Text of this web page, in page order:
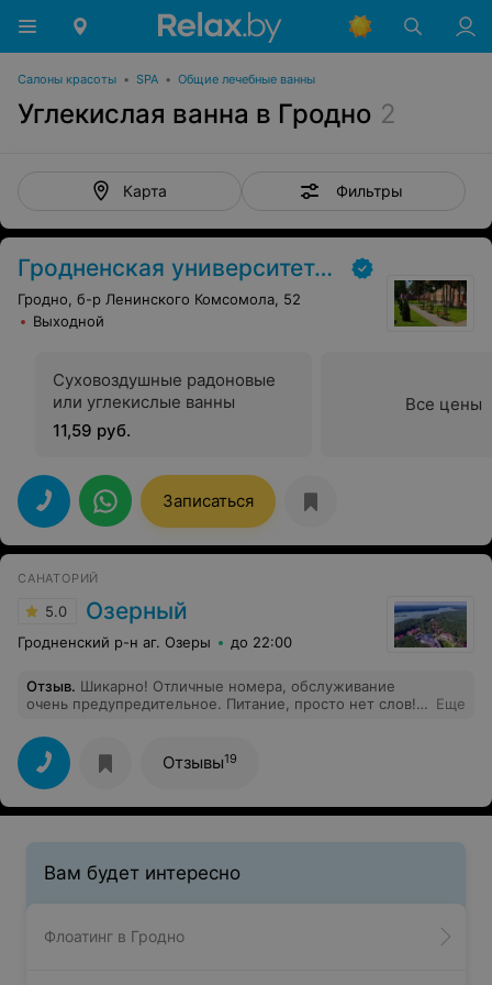
Салоны красоты • SPA • Общие лечебные ванны
Углекислая ванна в Гродно 2
Карта Фильтры
Гродненская университетская клиника
Гродно, б-р Ленинского Комсомола, 52
Выходной
Суховоздушные радоновые
или углекислые ванны
11,59 руб.
Все цены
Записаться
САНАТОРИЙ
5.0 Озерный
Гродненский р-н аг. Озеры до 22:00
Отзыв. Шикарно! Отличные номера, обслуживание
очень предупредительное. Питание, просто нет слов!
Еще
Отзывы19
Вам будет интересно
Флоатинг в Гродно